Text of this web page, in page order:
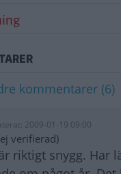
kommentarer (6)
2009-01-19 09:00
verifierad)
riktigt snygg. Har